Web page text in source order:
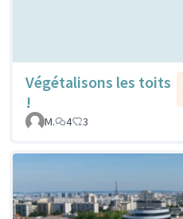
Végétalisons les toits
!
M.
4 3